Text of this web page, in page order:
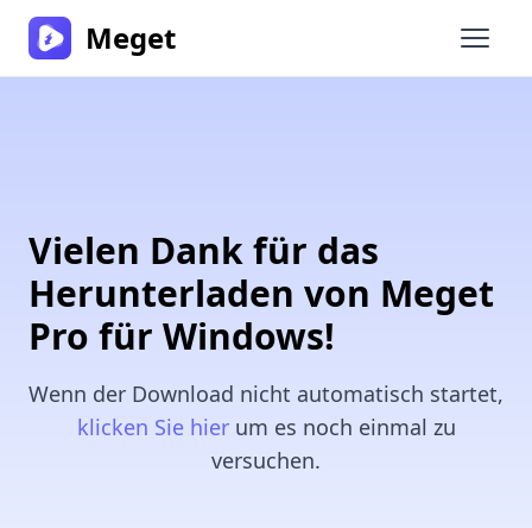
Meget
Vielen Dank für das
Herunterladen von Meget
Pro für Windows!
Wenn der Download nicht automatisch startet,
klicken Sie hierum es noch einmal zu
versuchen.